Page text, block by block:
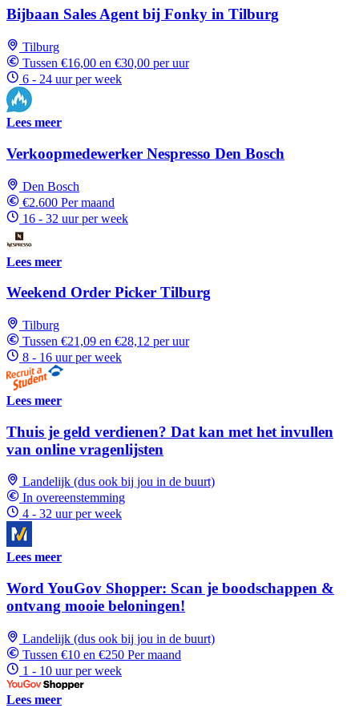
Bijbaan Sales Agent bij Fonky in Tilburg
Tilburg
Tussen €16,00 en €30,00 per uur
6 - 24 uur per week
Lees meer
Verkoopmedewerker Nespresso Den Bosch
Den Bosch
€2.600 Per maand
16 - 32 uur per week
Lees meer
Weekend Order Picker Tilburg
Tilburg
Tussen €21,09 en €28,12 per uur
8 - 16 uur per week
Lees meer
Thuis je geld verdienen? Dat kan met het invullen
van online vragenlijsten
Landelijk (dus ook bij jou in de buurt)
In overeenstemming
4 - 32 uur per week
Lees meer
Word YouGov Shopper: Scan je boodschappen &
ontvang mooie beloningen!
Landelijk (dus ook bij jou in de buurt)
Tussen €10 en €250 Per maand
1 - 10 uur per week
Lees meer